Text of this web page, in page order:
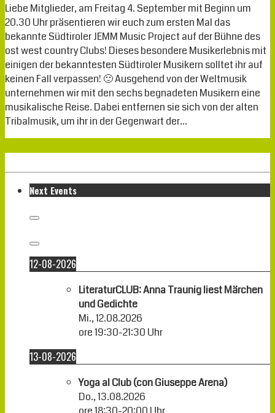
Liebe Mitglieder, am Freitag 4. September mit Beginn um
20.30 Uhr präsentieren wir euch zum ersten Mal das
bekannte Südtiroler JEMM Music Project auf der Bühne des
ost west country Clubs! Dieses besondere Musikerlebnis mit
einigen der bekanntesten Südtiroler Musikern solltet ihr auf
keinen Fall verpassen! 🙂 Ausgehend von der Weltmusik
unternehmen wir mit den sechs begnadeten Musikern eine
musikalische Reise. Dabei entfernen sie sich von der alten
Tribalmusik, um ihr in der Gegenwart der…
Next Events
12-08-2026
LiteraturCLUB: Anna Traunig liest Märchen
und Gedichte
Mi., 12.08.2026
ore19:30-21:30 Uhr
13-08-2026
Yoga al Club (con Giuseppe Arena)
Do., 13.08.2026